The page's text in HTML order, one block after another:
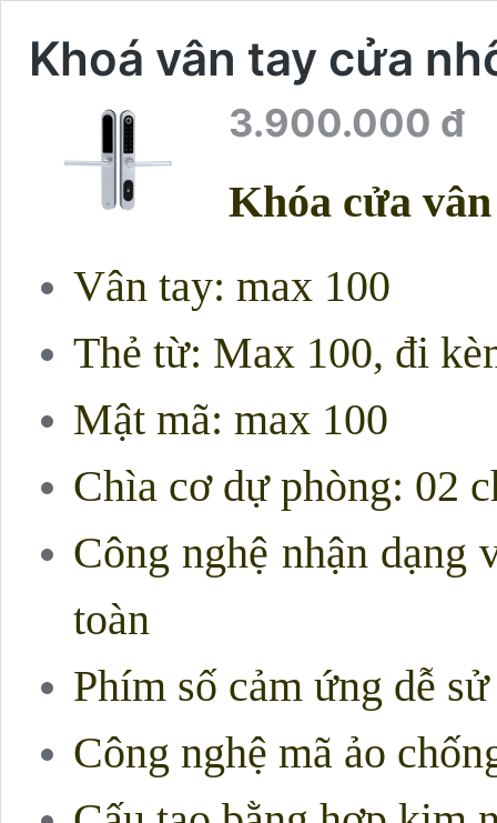
Khoá vân tay cửa
3.900.000 đ
Khóa cửa
Vân tay: max 100
Thẻ từ: Max 100, đi
Mật mã: max 100
Chìa cơ dự phòng: 02
Công nghệ nhận dạng
toàn
Phím số cảm ứng dễ
Công nghệ mã ảo